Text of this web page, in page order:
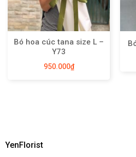
Bó hoa cúc tana size L –
Y73
950.000₫
YenFlorist